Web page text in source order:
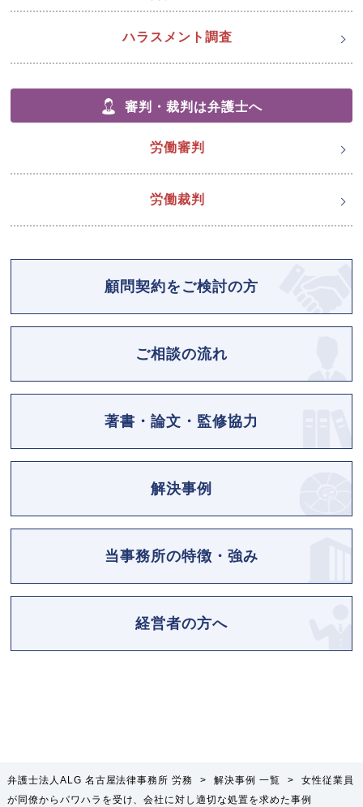
ハラスメント調査
審判・裁判は弁護士へ
労働審判
労働裁判
顧問契約をご検討の方
ご相談の流れ
著書・論文・監修協力
解決事例
当事務所の特徴・強み
経営者の方へ
弁護士法人ALG 名古屋法律事務所 労務 > 解決事例 一覧 >
女性従業員
が同僚からパワハラを受け、会社に対し適切な処置を求めた事例